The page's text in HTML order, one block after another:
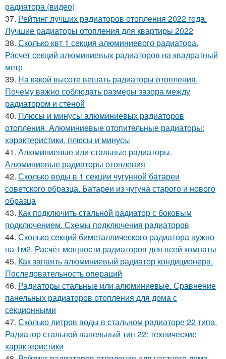
радиатора (видео)
37. Рейтинг лучших радиаторов отопления 2022 года.
Лучшие радиаторы отопления для квартиры 2022
38. Сколько квт 1 секция алюминиевого радиатора.
Расчет секций алюминиевых радиаторов на квадратный
метр
39. На какой высоте вешать радиаторы отопления.
Почему важно соблюдать размеры зазора между
радиатором и стеной
40. Плюсы и минусы алюминиевых радиаторов
отопления. Алюминиевые отопительные радиаторы:
характеристики, плюсы и минусы
41. Алюминиевые или стальные радиаторы.
Алюминиевые радиаторы отопления
42. Сколько воды в 1 секции чугунной батареи
советского образца. Батареи из чугуна старого и нового
образца
43. Как подключить стальной радиатор с боковым
подключением. Схемы подключения радиаторов
44. Сколько секций биметаллического радиатора нужно
на 1м2. Расчёт мощности радиаторов для всей комнаты
45. Как запаять алюминиевый радиатор кондиционера.
Последовательность операций
46. Радиаторы стальные или алюминиевые. Сравнение
панельных радиаторов отопления для дома с
секционными
47. Сколько литров воды в стальном радиаторе 22 типа.
Радиатор стальной панельный тип 22: технические
характеристики